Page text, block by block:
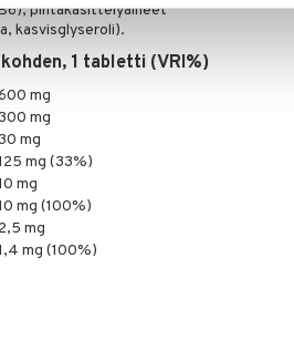
pintakäsittelyaineet
kasvisglyseroli).
1 tabletti (VRI%)
mg
mg
mg
mg (33%)
mg
mg (100%)
2,5 mg
mg (100%)